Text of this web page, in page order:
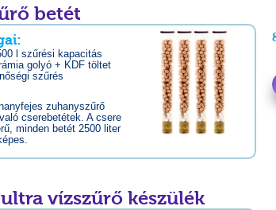
betét
l szűrési kapacitás
golyó + KDF töltet
szűrés
zuhanyszűrő
cserebetétek. A csere
minden betét 2500 liter
vízszűrő készülék